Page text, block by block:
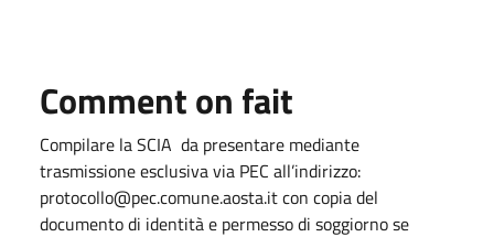
Comment on fait
Compilare la SCIA da presentare mediante
trasmissione esclusiva via PEC all’indirizzo:
protocollo@pec.comune.aosta.it con copia del
documento di identità e permesso di soggiorno se